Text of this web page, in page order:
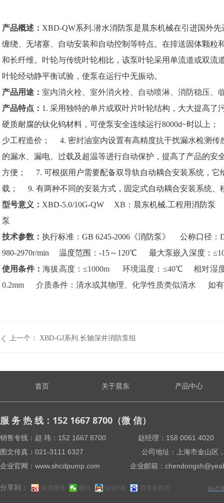
产品概述： XBD-QW系列.潜水消防泵是晨东机械在引进国外
缠绕、无堵塞、自动安装和自动控制等特点。在排送固体颗
和长纤维。叶轮与传统叶轮相比，该泵叶轮采用单流道或双
叶轮经动静平衡试验，使泵在运行中无振动。
产品用途： 室内消火栓、室外消火栓、 自动喷淋、 消防稳压、
产品特点： 1. 采用独特的单片或双叶片叶轮结构，大大提高
硬质耐腐的钛化钨材料，可使泵安全连续运行8000d~时以上
少工程造价； 4. 密封油室内设置有高精度抗干扰漏水检测
的漏水、漏电、过载及超温等进行自动保护，提高了产品的
方便； 7. 可根据用户需要配备双导轨自动耦合安装系统，
载； 9. 有两种不同的安装方式，固定式自动耦合安装系统、
型号意义： XBD-5.0/10G-QW XB：晨东机械.工程用消防
泵
技术参数： 执行标准：GB 6245-2006《消防泵》 公称口径
980-2970r/min 温度范围：-15～120℃ 最大泵嵌入深度：
使用条件：海拔高度：≤1000m 环境温度：≤40℃相对湿
0.2mm 介质条件：清水或其物理、化学性质类似清水 如
ꄴ 上一个： XBD-GJ系列.长轴深井消防泵组
分享到： 新浪微博 微信 QQ好友 百度新首页 站点
服 务 热 线：152 1667 8700（微 信）
销售专线：赵 玮：152 1667 8700 赵经理：158
图文传真：021-3111 6327 公司地址：上海市金山区，亭
企业官网：www.shcdpump.com 企业邮箱：
首页 关于晨东 产品中心